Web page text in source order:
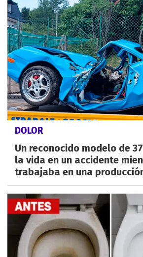
DOLOR
Un reconocido modelo de
la vida en un accidente
trabajaba en una